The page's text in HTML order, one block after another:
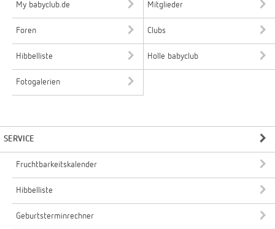
My babyclub.de Mitglieder
Foren Clubs
Hibbelliste Holle babyclub
Fotogalerien
SERVICE
Fruchtbarkeitskalender
Hibbelliste
Geburtsterminrechner